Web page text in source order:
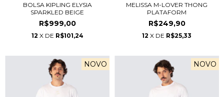
BOLSA KIPLING ELYSIA
SPARKLED BEIGE
R$999,00
12 X DE R$101,24
MELISSA M-LOVER THONG
PLATAFORM
R$249,90
12 X DE R$25,33
NOVO NOVO